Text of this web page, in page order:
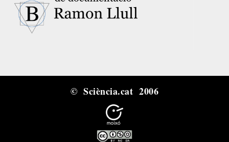
© Sciència.cat 2006